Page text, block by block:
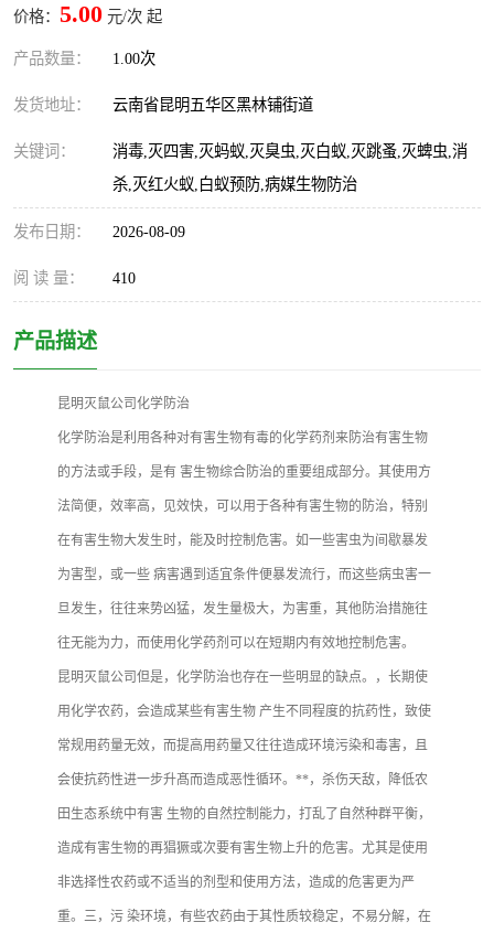
价格： 5.00 元/次 起
产品数量： 1.00次
发货地址： 云南省昆明五华区黑林铺街道
关键词：
消毒,灭四害,灭蚂蚁,灭臭虫,灭白蚁,灭跳蚤,灭蜱虫,消
杀,灭红火蚁,白蚁预防,病媒生物防治
发布日期： 2026-08-09
阅 读 量： 410
产品描述
昆明灭鼠公司化学防治
化学防治是利用各种对有害生物有毒的化学药剂来防治有害生物
的方法或手段，是有 害生物综合防治的重要组成部分。其使用方
法简便，效率高，见效快，可以用于各种有害生物的防治，特别
在有害生物大发生时，能及时控制危害。如一些害虫为间歇暴发
为害型，或一些 病害遇到适宜条件便暴发流行，而这些病虫害一
旦发生，往往来势凶猛，发生量极大，为害重，其他防治措施往
往无能为力，而使用化学药剂可以在短期内有效地控制危害。
昆明灭鼠公司但是，化学防治也存在一些明显的缺点。，长期使
用化学农药，会造成某些有害生物 产生不同程度的抗药性，致使
常规用药量无效，而提高用药量又往往造成环境污染和毒害，且
会使抗药性进一步升髙而造成恶性循环。**，杀伤天敌，降低农
田生态系统中有害 生物的自然控制能力，打乱了自然种群平衡，
造成有害生物的再猖獗或次要有害生物上升的危害。尤其是使用
非选择性农药或不适当的剂型和使用方法，造成的危害更为严
重。三，污 染环境，有些农药由于其性质较稳定，不易分解，在